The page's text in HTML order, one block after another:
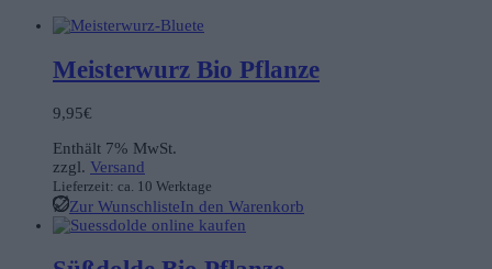
Meisterwurz Bio Pflanze
9,95€
Enthält 7% MwSt.
zzgl. Versand
Lieferzeit: ca. 10 Werktage
Zur WunschlisteIn den Warenkorb